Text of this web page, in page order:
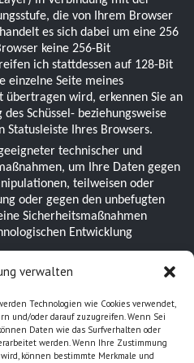
verwalten
Technologien wie Cookies verwendet,
und/oder darauf zuzugreifen. Wenn Sei
Daten wie das Surfverhalten oder
werden. Wenn Ihre Zustimmung
können bestimmte Merkmale und
die von Ihrem Browser
es sich dabei um eine 256
keine 256-Bit
ich stattdessen auf 128-Bit
einzelne Seite meines
übertragen wird, erkennen Sie an
Schüssel- beziehungsweise
Statusleiste Ihres Browsers.
technischer und
um Ihre Daten gegen
teilweisen oder
oder gegen den unbefugten
Sicherheitsmaßnahmen
Entwicklung
aktuell gültig.
Webseite oder aufgrund
behördlicher